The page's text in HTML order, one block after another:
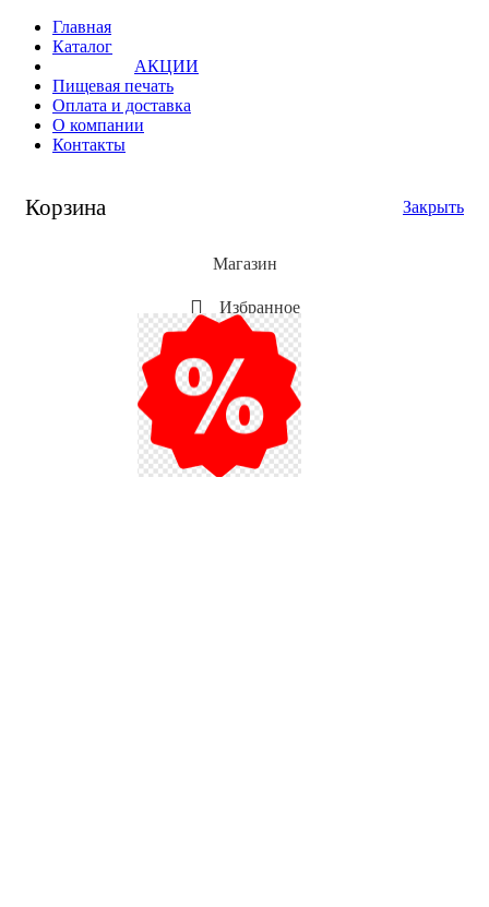
Главная
Каталог
АКЦИИ
Пищевая печать
Оплата и доставка
О компании
Контакты
Корзина Закрыть
Магазин
Избранное
Мой аккаунт
Акции